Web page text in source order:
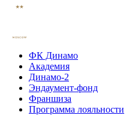
ФК Динамо
Академия
Динамо-2
Эндаумент-фонд
Франшиза
Программа лояльности